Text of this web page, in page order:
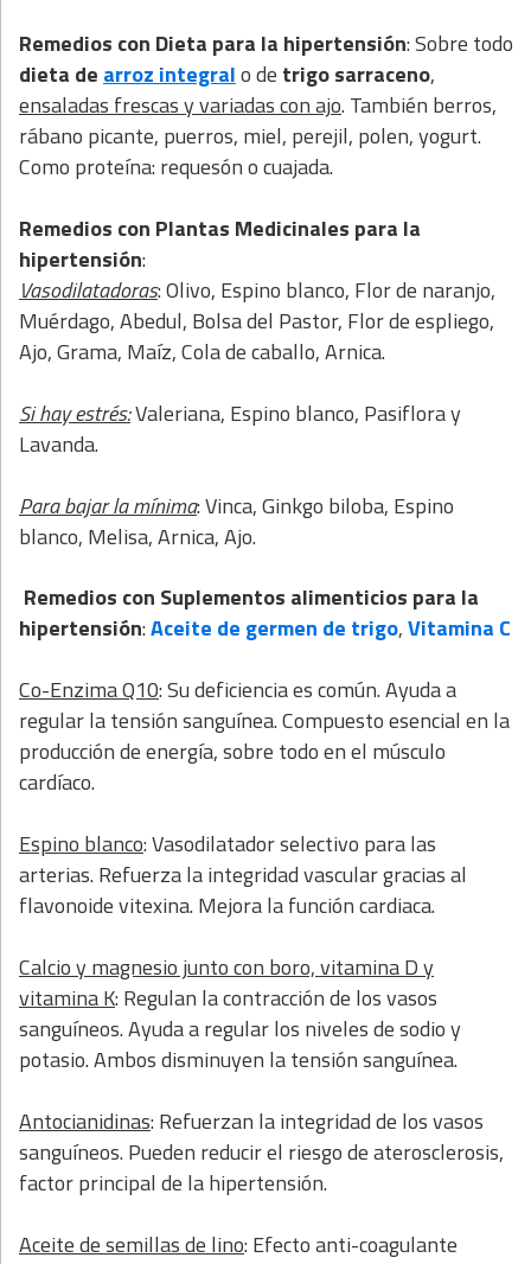
Remedios con Dieta para la hipertensión: Sobre todo
dieta de arroz integralo de trigo sarraceno,
ensaladas frescas y variadas con ajo. También berros,
rábano picante, puerros, miel, perejil, polen, yogurt.
Como proteína: requesón o cuajada.
Remedios con Plantas Medicinales para la
hipertensión:
Vasodilatadoras: Olivo, Espino blanco, Flor de naranjo,
Muérdago, Abedul, Bolsa del Pastor, Flor de espliego,
Ajo, Grama, Maíz, Cola de caballo, Arnica.
Si hay estrés:Valeriana, Espino blanco, Pasiflora y
Lavanda.
Para bajar la mínima: Vinca, Ginkgo biloba, Espino
blanco, Melisa, Arnica, Ajo.
Remedios con Suplementos alimenticios para la
hipertensión:Aceite de germen de trigo,Vitamina C
Co-Enzima Q10: Su deficiencia es común. Ayuda a
regular la tensión sanguínea. Compuesto esencial en la
producción de energía, sobre todo en el músculo
cardíaco.
Espino blanco: Vasodilatador selectivo para las
arterias. Refuerza la integridad vascular gracias al
flavonoide vitexina. Mejora la función cardiaca.
Calcio y magnesio junto con boro, vitamina D y
vitamina K: Regulan la contracción de los vasos
sanguíneos. Ayuda a regular los niveles de sodio y
potasio. Ambos disminuyen la tensión sanguínea.
Antocianidinas: Refuerzan la integridad de los vasos
sanguíneos. Pueden reducir el riesgo de aterosclerosis,
factor principal de la hipertensión.
Aceite de semillas de lino: Efecto anti-coagulante